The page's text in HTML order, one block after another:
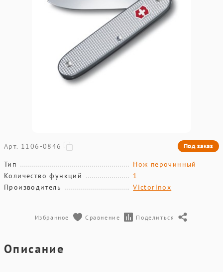
Арт. 1106-0846 Под заказ
Тип
Нож перочинный
Количество функций
1
Производитель
Victorinox
Избранное Сравнение Поделиться
Описание